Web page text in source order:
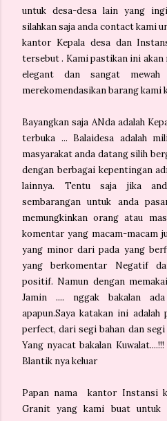
untuk desa-desa lain yang
silahkan saja anda contact kami
kantor Kepala desa dan
tersebut . Kami pastikan ini akan
elegant dan sangat
merekomendasikan barang kami
Bayangkan saja ANda adalah
terbuka ... Balaidesa adalah
masyarakat anda datang silih
dengan berbagai kepentingan
lainnya. Tentu saja jika
sembarangan untuk anda
memungkinkan orang atau
komentar yang macam-macam
yang minor dari pada yang
yang berkomentar Negatif
positif. Namun dengan
Jamin .... nggak bakalan
apapun.Saya katakan ini
perfect, dari segi bahan dan segi
Yang nyacat bakalan Kuwalat....!!!
Blantik nya keluar
Papan nama kantor Instansi
Granit yang kami buat untuk